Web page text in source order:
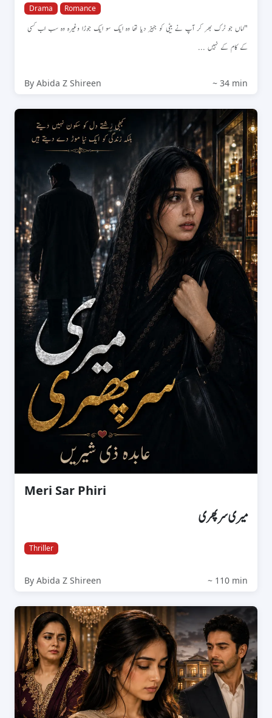
Drama Romance
"اماں جو ٹرک بھر کر آپ نے بیٹی کو جہیز دیا تھا وہ ایک سو ایک جوڑا وغیرہ وہ سب اب کسی
کے کام کے نہیں ...
By Abida Z Shireen ~ 34 min
Meri Sar Phiri
میری سرپھری
Thriller
By Abida Z Shireen ~ 110 min